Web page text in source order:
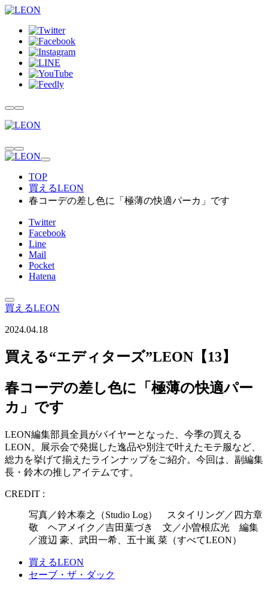
TOP
買えるLEON
春コーデの差し色に「極薄の快適パーカ」です
Twitter
Facebook
Line
Mail
Pocket
Hatena
買えるLEON
2024.04.18
買える“エディターズ”LEON【13】
春コーデの差し色に「極薄の快適パー
カ」です
LEON編集部員全員がバイヤーとなった、今季の買える
LEON。展示会で発掘した逸品や別注で叶えたモテ服など、
総力を挙げて揃えたラインナップをご紹介。今回は、副編集
長・鈴木の推しアイテムです。
CREDIT :
写真／鈴木泰之（Studio Log） スタイリング／四方章
敬 ヘアメイク／吉田葉づき 文／小曽根広光 編集
／渡辺 豪、武田一希、五十嵐 菜（すべてLEON）
買えるLEON
セーブ・ザ・ダック